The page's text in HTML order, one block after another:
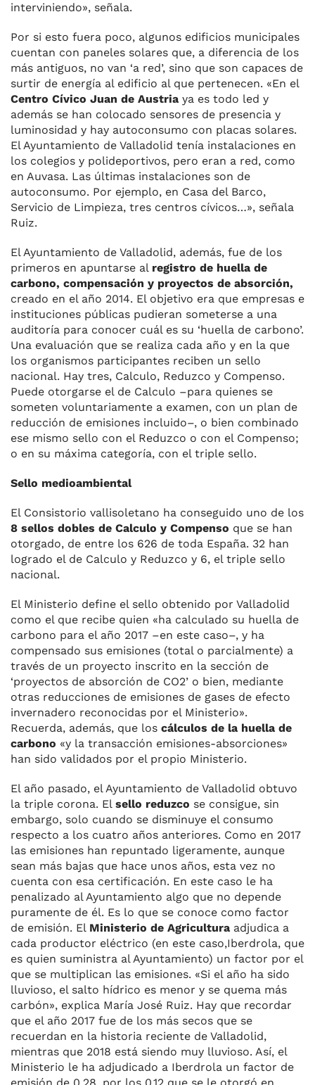
interviniendo», señala.
Por si esto fuera poco, algunos edificios municipales
cuentan con paneles solares que, a diferencia de los
más antiguos, no van ‘a red’, sino que son capaces de
surtir de energía al edificio al que pertenecen. «En el
Centro Cívico Juan de Austria ya es todo led y
además se han colocado sensores de presencia y
luminosidad y hay autoconsumo con placas solares.
El Ayuntamiento de Valladolid tenía instalaciones en
los colegios y polideportivos, pero eran a red, como
en Auvasa. Las últimas instalaciones son de
autoconsumo. Por ejemplo, en Casa del Barco,
Servicio de Limpieza, tres centros cívicos…», señala
Ruiz.
El Ayuntamiento de Valladolid, además, fue de los
primeros en apuntarse al registro de huella de
carbono, compensación y proyectos de absorción,
creado en el año 2014. El objetivo era que empresas e
instituciones públicas pudieran someterse a una
auditoría para conocer cuál es su ‘huella de carbono’.
Una evaluación que se realiza cada año y en la que
los organismos participantes reciben un sello
nacional. Hay tres, Calculo, Reduzco y Compenso.
Puede otorgarse el de Calculo –para quienes se
someten voluntariamente a examen, con un plan de
reducción de emisiones incluido–, o bien combinado
ese mismo sello con el Reduzco o con el Compenso;
o en su máxima categoría, con el triple sello.
Sello medioambiental
El Consistorio vallisoletano ha conseguido uno de los
8 sellos dobles de Calculo y Compenso que se han
otorgado, de entre los 626 de toda España. 32 han
logrado el de Calculo y Reduzco y 6, el triple sello
nacional.
El Ministerio define el sello obtenido por Valladolid
como el que recibe quien «ha calculado su huella de
carbono para el año 2017 –en este caso–, y ha
compensado sus emisiones (total o parcialmente) a
través de un proyecto inscrito en la sección de
‘proyectos de absorción de CO2’ o bien, mediante
otras reducciones de emisiones de gases de efecto
invernadero reconocidas por el Ministerio».
Recuerda, además, que los cálculos de la huella de
carbono «y la transacción emisiones-absorciones»
han sido validados por el propio Ministerio.
El año pasado, el Ayuntamiento de Valladolid obtuvo
la triple corona. El sello reduzco se consigue, sin
embargo, solo cuando se disminuye el consumo
respecto a los cuatro años anteriores. Como en 2017
las emisiones han repuntado ligeramente, aunque
sean más bajas que hace unos años, esta vez no
cuenta con esa certificación. En este caso le ha
penalizado al Ayuntamiento algo que no depende
puramente de él. Es lo que se conoce como factor
de emisión. El Ministerio de Agricultura adjudica a
cada productor eléctrico (en este caso,Iberdrola, que
es quien suministra al Ayuntamiento) un factor por el
que se multiplican las emisiones. «Si el año ha sido
lluvioso, el salto hídrico es menor y se quema más
carbón», explica María José Ruiz. Hay que recordar
que el año 2017 fue de los más secos que se
recuerdan en la historia reciente de Valladolid,
mientras que 2018 está siendo muy lluvioso. Así, el
Ministerio le ha adjudicado a Iberdrola un factor de